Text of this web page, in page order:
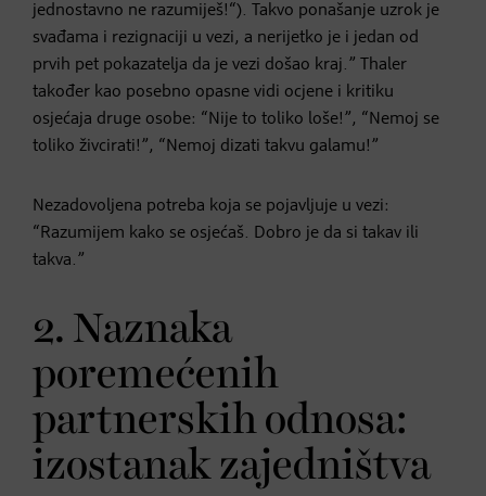
jednostavno ne razumiješ!“). Takvo ponašanje uzrok je
svađama i rezignaciji u vezi, a nerijetko je i jedan od
prvih pet pokazatelja da je vezi došao kraj.” Thaler
također kao posebno opasne vidi ocjene i kritiku
osjećaja druge osobe: “Nije to toliko loše!”, “Nemoj se
toliko živcirati!”, “Nemoj dizati takvu galamu!”
Nezadovoljena potreba koja se pojavljuje u vezi:
“Razumijem kako se osjećaš. Dobro je da si takav ili
takva.”
2. Naznaka
poremećenih
partnerskih odnosa:
izostanak zajedništva